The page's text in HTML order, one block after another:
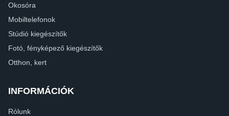
Okosóra
Mobiltelefonok
Stúdió kiegészítők
Fotó, fényképező kiegészítők
Otthon, kert
INFORMÁCIÓK
Rólunk